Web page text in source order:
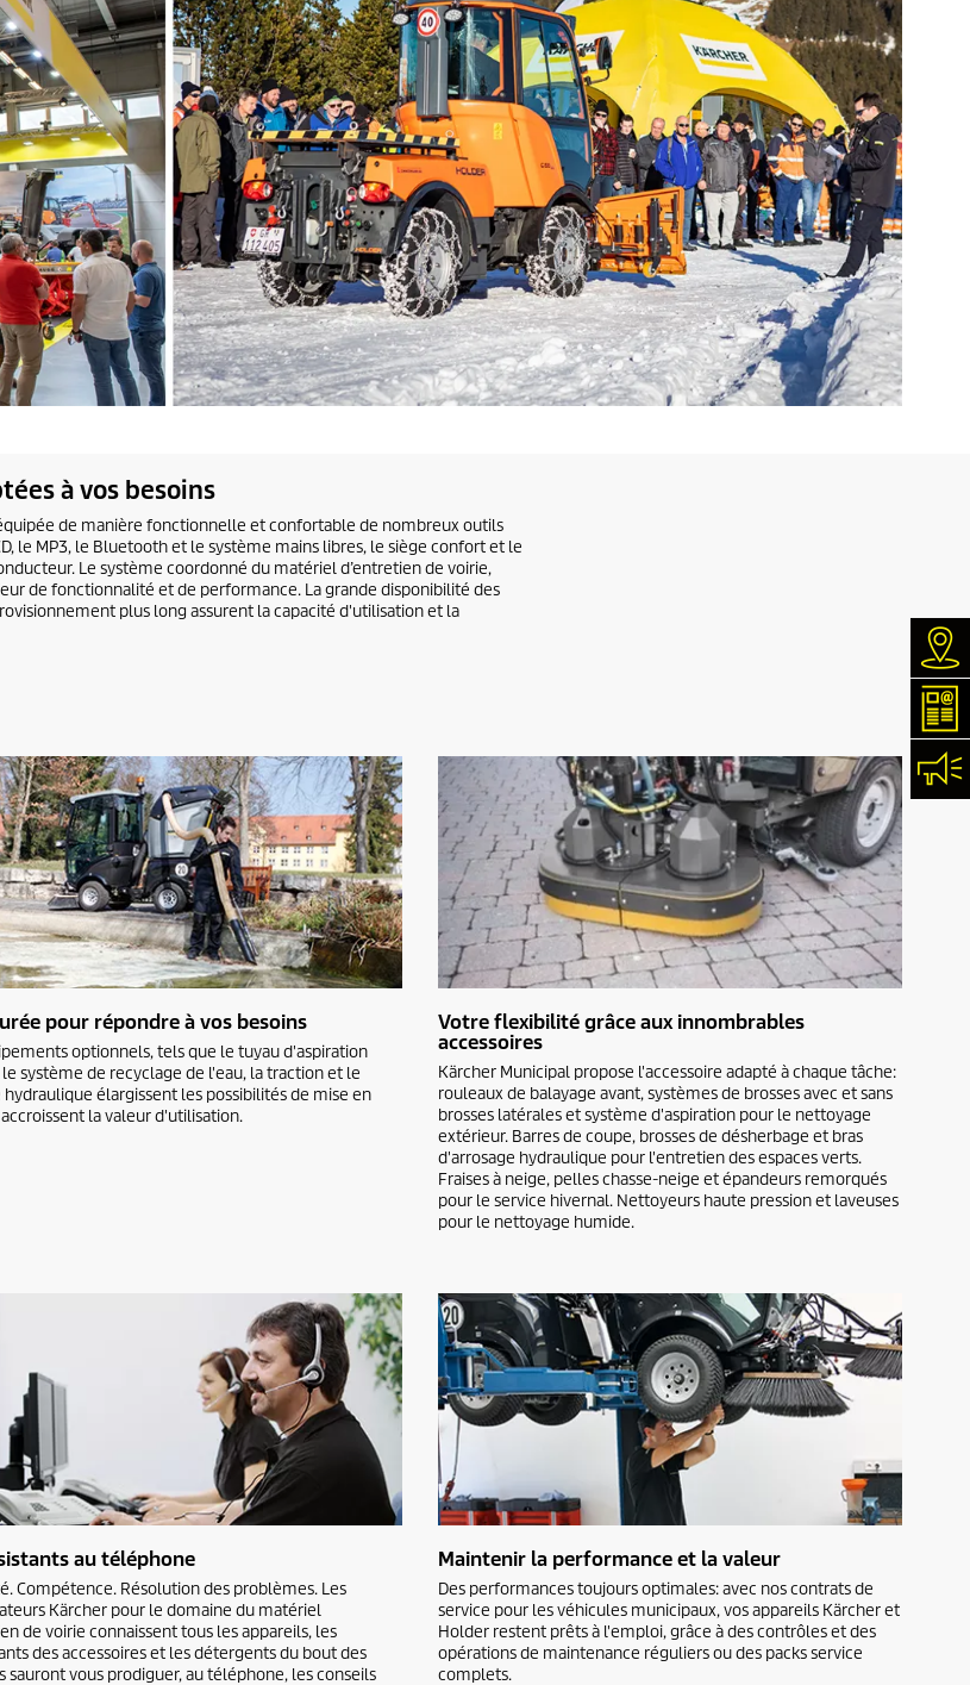
à vos besoins
de manière fonctionnelle et confortable de nombreux outils
le MP3, le Bluetooth et le système mains libres, le siège confort et le
Le système coordonné du matériel d’entretien de voirie,
de fonctionnalité et de performance. La grande disponibilité des
plus long assurent la capacité d'utilisation et la
pour répondre à vos besoins
optionnels, tels que le tuyau d'aspiration
système de recyclage de l'eau, la traction et le
élargissent les possibilités de mise en
la valeur d'utilisation.
Votre flexibilité grâce aux innombrables
accessoires
Kärcher Municipal propose l'accessoire adapté à chaque tâche:
rouleaux de balayage avant, systèmes de brosses avec et sans
brosses latérales et système d'aspiration pour le nettoyage
extérieur. Barres de coupe, brosses de désherbage et bras
d'arrosage hydraulique pour l'entretien des espaces verts.
Fraises à neige, pelles chasse-neige et épandeurs remorqués
pour le service hivernal. Nettoyeurs haute pression et laveuses
pour le nettoyage humide.
au téléphone
Compétence. Résolution des problèmes. Les
Kärcher pour le domaine du matériel
de voirie connaissent tous les appareils, les
des accessoires et les détergents du bout des
sauront vous prodiguer, au téléphone, les conseils
Maintenir la performance et la valeur
Des performances toujours optimales: avec nos contrats de
service pour les véhicules municipaux, vos appareils Kärcher et
Holder restent prêts à l'emploi, grâce à des contrôles et des
opérations de maintenance réguliers ou des packs service
complets.